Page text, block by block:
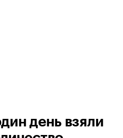
день взяли